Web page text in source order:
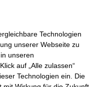
Technologien
unserer Webseite zu
unseren
auf „Alle zulassen“
Technologien ein. Die